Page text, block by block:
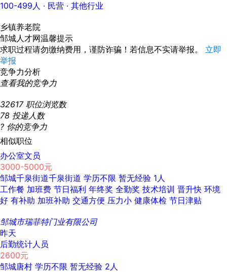
100-499人 · 民营 · 其他行业
乡镇养老院
邹城人才网温馨提示
求职过程请勿缴纳费用，谨防诈骗！若信息不实请举报。 立即
举报
竞争力分析
查看我的竞争力
32617 职位浏览数
78 投递人数
? 你的竞争力
相似职位
办公室文员
3000-5000元
邹城千泉街道千泉街道 学历不限 暂无经验 1人
工作餐 加班费 节日福利 年终奖 全勤奖 技术培训 晋升快 环境
好 有补助 加班补助 交通方便 压力小 健康体检 节日津贴
邹城市瑞菲特门业有限公司
昨天
后勤统计人员
2600元
邹城唐村 学历不限 暂无经验 2人